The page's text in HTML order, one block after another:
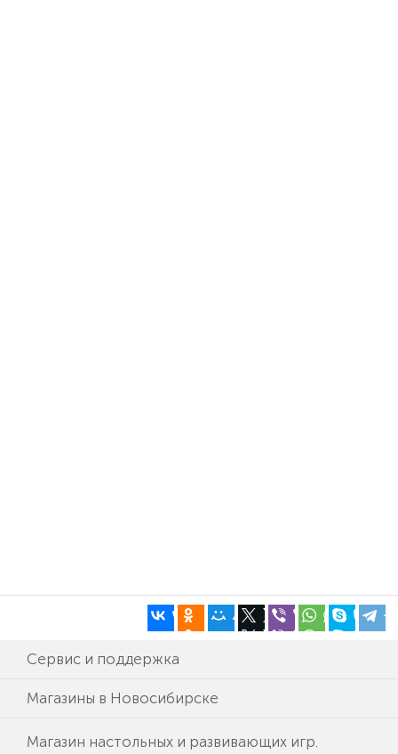
Сервис и поддержка
Магазины в Новосибирске
Магазин настольных и развивающих игр.